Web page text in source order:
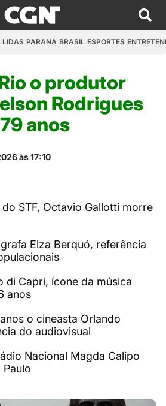
LIDAS PARANÁ BRASIL ESPORTES
o produtor
Rodrigues
anos
às 17:10
STF, Octavio Gallotti morre
Elza Berquó, referência
di Capri, ícone da música
anos
o cineasta Orlando
do audiovisual
Nacional Magda Calipo